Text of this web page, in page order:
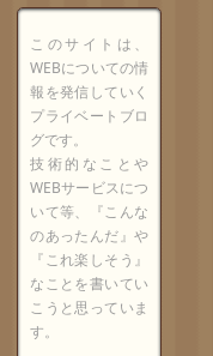
このサイトは、
WEBについての情
報を発信していく
プライベートブロ
グです。
技術的なことや
WEBサービスにつ
いて等、『こんな
のあったんだ』や
『これ楽しそう』
なことを書いてい
こうと思っていま
す。